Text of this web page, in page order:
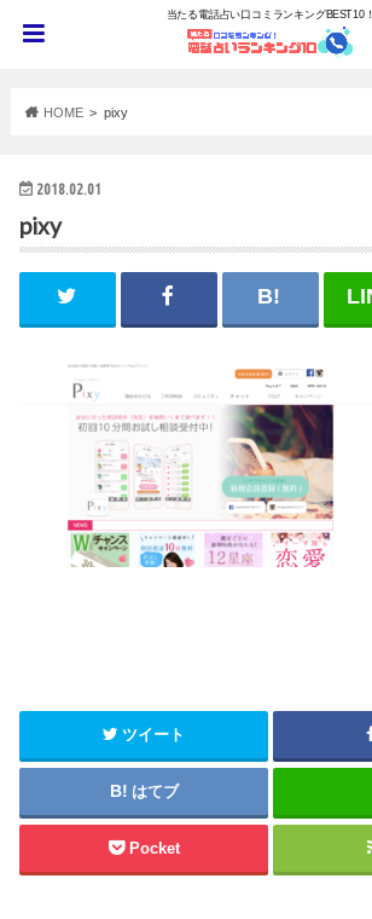
当たる電話占い口コミランキングBEST10！
HOME pixy
2018.02.01
pixy
ツイート
はてブ
Pocket